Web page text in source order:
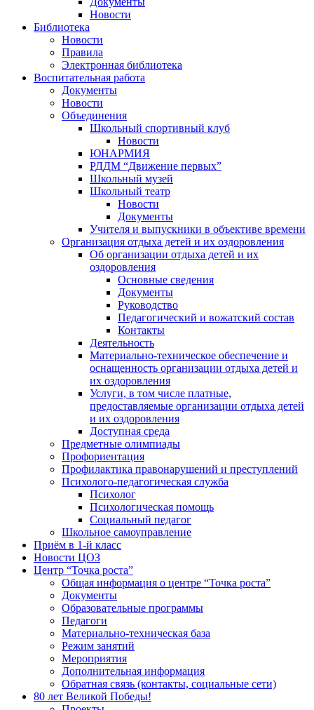
Новости
Библиотека
Новости
Правила
Электронная библиотека
Воспитательная работа
Документы
Новости
Объединения
Школьный спортивный клуб
Новости
ЮНАРМИЯ
РДДМ “Движение первых”
Школьный музей
Школьный театр
Новости
Документы
Учителя и выпускники в объективе времени
Организация отдыха детей и их оздоровления
Об организации отдыха детей и их
оздоровления
Основные сведения
Документы
Руководство
Педагогический и вожатский состав
Контакты
Деятельность
Материально-техническое обеспечение и
оснащенность организации отдыха детей и
их оздоровления
Услуги, в том числе платные,
предоставляемые организации отдыха детей
и их оздоровления
Доступная среда
Предметные олимпиады
Профориентация
Профилактика правонарушений и преступлений
Психолого-педагогическая служба
Психолог
Психологическая помощь
Социальный педагог
Школьное самоуправление
Приём в 1-й класс
Новости ЦОЗ
Центр “Точка роста”
Общая информация о центре “Точка роста”
Документы
Образовательные программы
Педагоги
Материально-техническая база
Режим занятий
Мероприятия
Дополнительная информация
Обратная связь (контакты, социальные сети)
80 лет Великой Победы!